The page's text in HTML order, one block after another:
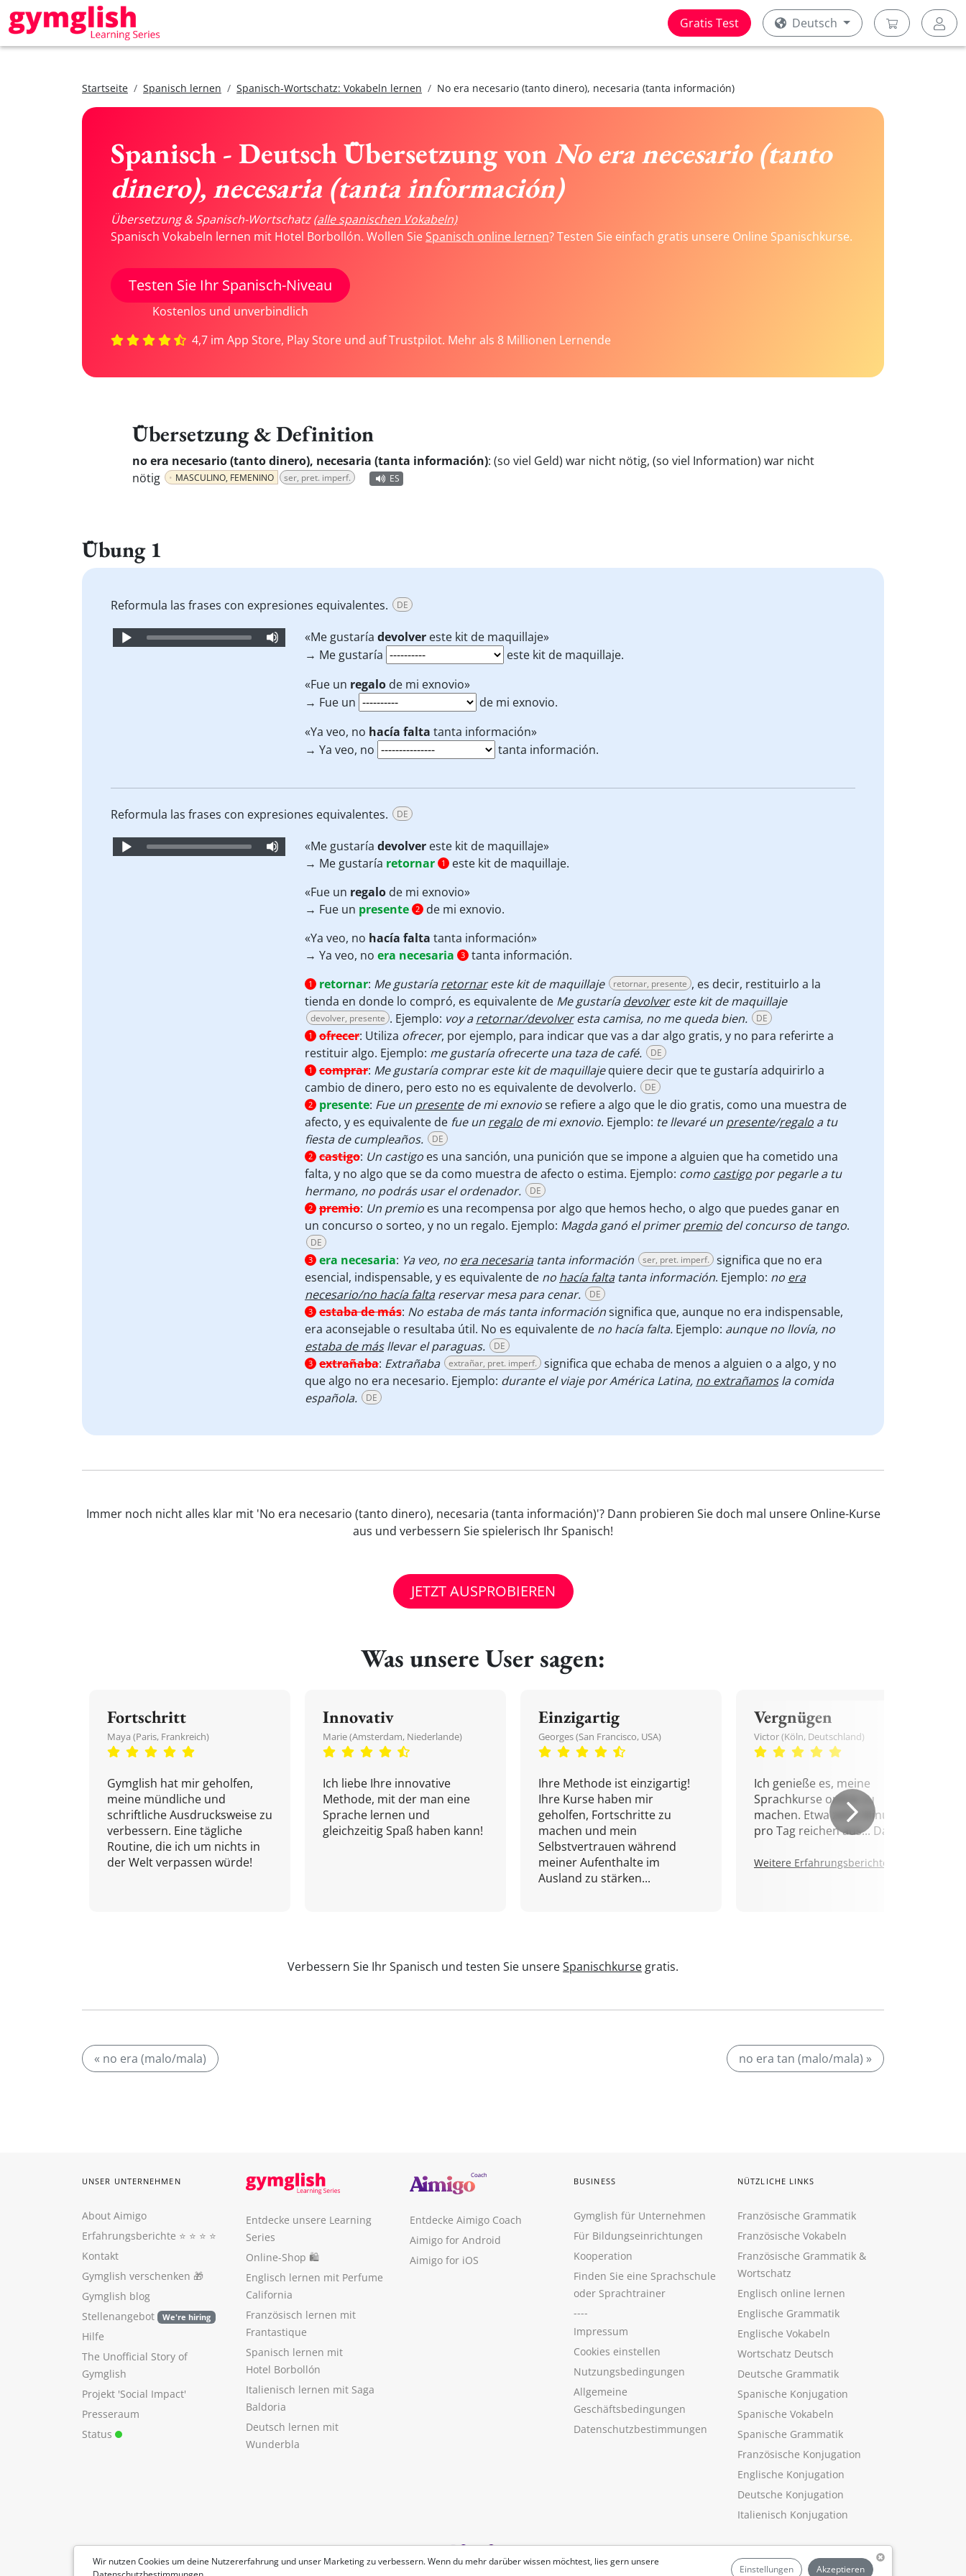
Gratis Test Deutsch
Startseite Spanisch lernen Spanisch-Wortschatz: Vokabeln lernen No era necesario (tanto dinero), necesaria (tanta información)
Spanisch - Deutsch Übersetzung von No era necesario (tanto
dinero), necesaria (tanta información)
Übersetzung & Spanisch-Wortschatz(alle spanischen Vokabeln)
Spanisch Vokabeln lernen mit Hotel Borbollón. Wollen Sie Spanisch online lernen? Testen Sie einfach gratis unsere Online Spanischkurse.
Testen Sie Ihr Spanisch-Niveau
Kostenlos und unverbindlich
4,7 im App Store, Play Store und auf Trustpilot. Mehr als 8 Millionen Lernende
Übersetzung & Definition
no era necesario (tanto dinero), necesaria (tanta información): (so viel Geld) war nicht nötig, (so viel Information) war nicht
nötig
MASCULINO, FEMENINO ser, pret. imperf. ES
Übung 1
Reformula las frases con expresiones equivalentes. DE
Audio
«Me gustaría devolver este kit de maquillaje»
→ Me gustaría
este kit de maquillaje.
«Fue un regalo de mi exnovio»
→ Fue un
de mi exnovio.
«Ya veo, no hacía falta tanta información»
→ Ya veo, no
tanta información.
Reformula las frases con expresiones equivalentes. DE
Audio
«Me gustaría devolver este kit de maquillaje»
→ Me gustaría retornar 1
este kit de maquillaje.
«Fue un regalo de mi exnovio»
→ Fue un presente 2
de mi exnovio.
«Ya veo, no hacía falta tanta información»
→ Ya veo, no era necesaria 3 tanta información.
1 retornar: Me gustaríaretornareste kit de maquillaje retornar, presente , es decir, restituirlo a la
tienda en donde lo compró, es equivalente de Me gustaríadevolvereste kit de maquillaje
devolver, presente . Ejemplo: voy aretornar/devolveresta camisa, no me queda bien. DE
1 ofrecer: Utiliza ofrecer, por ejemplo, para indicar que vas a dar algo gratis, y no para referirte a
restituir algo. Ejemplo: me gustaría ofrecerte una taza de café. DE
1 comprar: Me gustaría comprar este kit de maquillajequiere decir que te gustaría adquirirlo a
cambio de dinero, pero esto no es equivalente de devolverlo.
DE
2 presente: Fue un presentede mi exnoviose refiere a algo que le dio gratis, como una muestra de
afecto, y es equivalente de fue un regalo de mi exnovio. Ejemplo: te llevaré un presente/regalo a tu
fiesta de cumpleaños.
DE
2 castigo: Un castigo es una sanción, una punición que se impone a alguien que ha cometido una
falta, y no algo que se da como muestra de afecto o estima. Ejemplo: como castigo por pegarle a tu
hermano, no podrás usar el ordenador.
DE
2 premio: Un premio es una recompensa por algo que hemos hecho, o algo que puedes ganar en
un concurso o sorteo, y no un regalo. Ejemplo: Magda ganó el primerpremio del concurso de tango.
DE
3 era necesaria: Ya veo, no era necesariatanta información ser, pret. imperf.
significa que no era
esencial, indispensable, y es equivalente de no hacía faltatanta información. Ejemplo: no era
necesario/no hacía faltareservar mesa para cenar. DE
3 estaba de más: No estaba de más tanta informaciónsignifica que, aunque no era indispensable,
era aconsejable o resultaba útil. No es equivalente de no hacía falta. Ejemplo: aunque no llovía, no
estaba de másllevar el paraguas. DE
3 extrañaba: Extrañaba extrañar, pret. imperf.
significa que echaba de menos a alguien o a algo, y no
que algo no era necesario. Ejemplo: durante el viaje por América Latina, no extrañamosla comida
española.
DE
Immer noch nicht alles klar mit 'No era necesario (tanto dinero), necesaria (tanta información)'? Dann probieren Sie doch mal unsere Online-Kurse
aus und verbessern Sie spielerisch Ihr Spanisch!
JETZT AUSPROBIEREN
Was unsere User sagen:
Fortschritt
Maya (Paris, Frankreich)
Gymglish hat mir geholfen,
meine mündliche und
schriftliche Ausdrucksweise zu
verbessern. Eine tägliche
Routine, die ich um nichts in
der Welt verpassen würde!
Innovativ
Marie (Amsterdam, Niederlande)
Ich liebe Ihre innovative
Methode, mit der man eine
Sprache lernen und
gleichzeitig Spaß haben kann!
Einzigartig
Georges (San Francisco, USA)
Ihre Methode ist einzigartig!
Ihre Kurse haben mir
geholfen, Fortschritte zu
machen und mein
Selbstvertrauen während
meiner Aufenthalte im
Ausland zu stärken...
Vergnügen
Victor (Köln, Deutschland)
Ich genieße es, meine
Sprachkurse online zu
machen. Etwa zehn Minuten
pro Tag reichen aus... Danke!
Weitere Erfahrungsberichte.
Verbessern Sie Ihr Spanisch und testen Sie unsereSpanischkurse gratis.
« no era (malo/mala) no era tan (malo/mala) »
Wir nutzen Cookies um deine Nutzererfahrung und unser Marketing zu verbessern. Wenn du mehr darüber wissen möchtest, lies gern unsere
Einstellungen Akzeptieren
UNSER UNTERNEHMEN
About Aimigo
Erfahrungsberichte ⭐️ ⭐️ ⭐️ ⭐️
Kontakt
Gymglish verschenken 🎁
Gymglish blog
Stellenangebot
We're hiring
Hilfe
The Unofficial Story of
Gymglish
Projekt 'Social Impact'
Presseraum
Status
Entdecke unsere Learning
Series
Online-Shop 🛍
Englisch lernen mit Perfume
California
Französisch lernen mit
Frantastique
Spanisch lernen mit
Hotel Borbollón
Italienisch lernen mit Saga
Baldoria
Deutsch lernen mit
Wunderbla
Entdecke Aimigo Coach
Aimigo for Android
Aimigo for iOS
BUSINESS
Gymglish für Unternehmen
Für Bildungseinrichtungen
Kooperation
Finden Sie eine Sprachschule
oder Sprachtrainer
----
Impressum
Cookies einstellen
Nutzungsbedingungen
Allgemeine
Geschäftsbedingungen
Datenschutzbestimmungen
NÜTZLICHE LINKS
Französische Grammatik
Französische Vokabeln
Französische Grammatik &
Wortschatz
Englisch online lernen
Englische Grammatik
Englische Vokabeln
Wortschatz Deutsch
Deutsche Grammatik
Spanische Konjugation
Spanische Vokabeln
Spanische Grammatik
Französische Konjugation
Englische Konjugation
Deutsche Konjugation
Italienisch Konjugation